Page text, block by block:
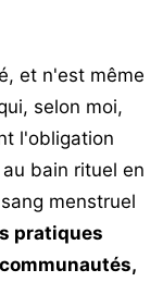
et n'est même
selon moi,
l'obligation
bain rituel en
menstruel
pratiques